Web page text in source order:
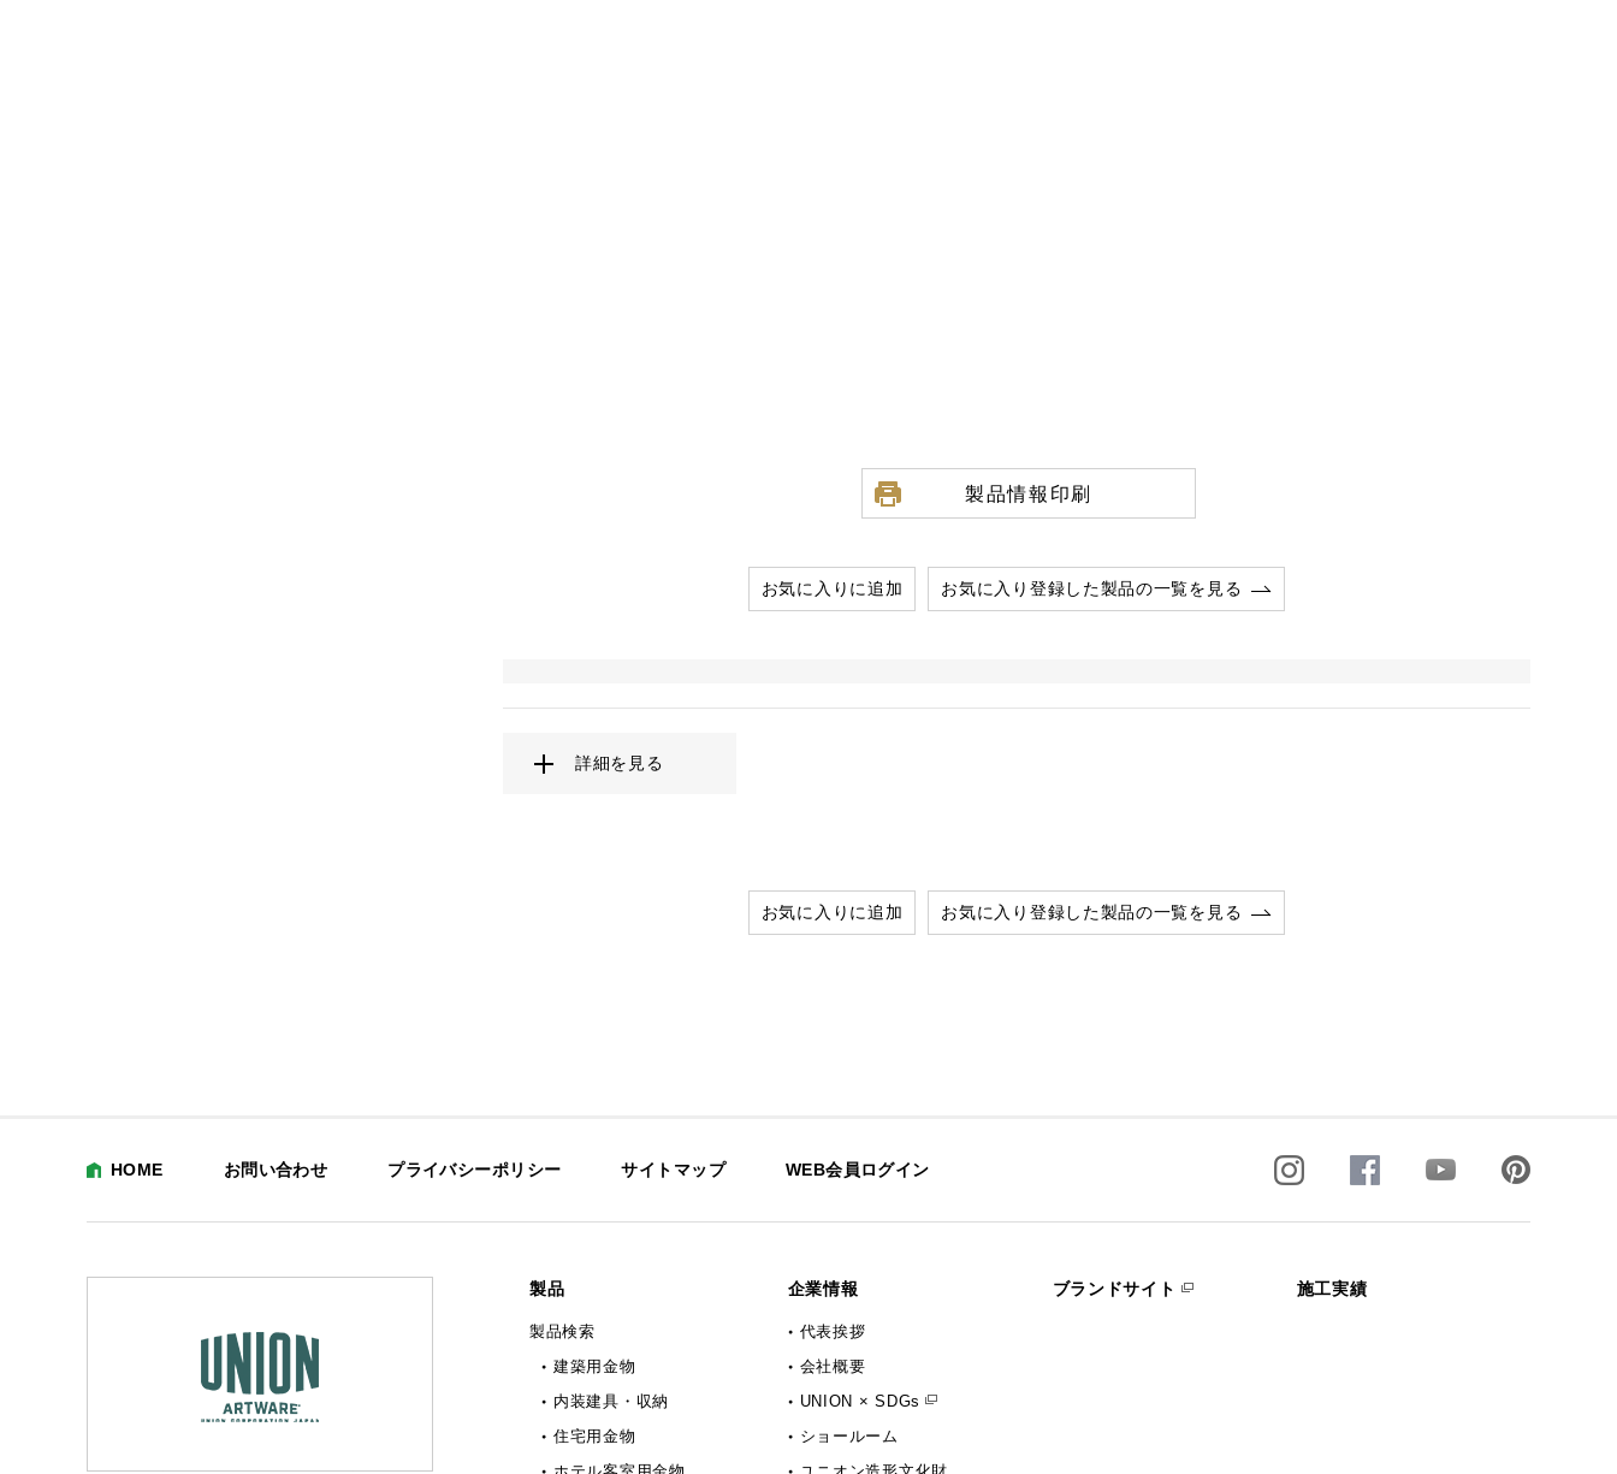
製品情報印刷
お気に入りに追加 お気に入り登録した製品の一覧を見る
詳細を見る
お気に入りに追加 お気に入り登録した製品の一覧を見る
HOME お問い合わせ プライバシーポリシー サイトマップ WEB会員ログイン
製品
製品検索
建築用金物
内装建具・収納
住宅用金物
企業情報
代表挨拶
会社概要
UNION × SDGs
ショールーム
ブランドサイト 施工実績